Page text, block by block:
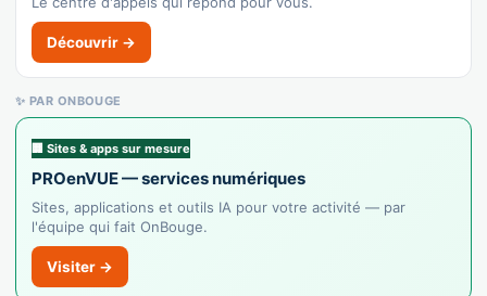
Découvrir →
✨ PAR ONBOUGE
🏢 Sites & apps sur mesure
PROenVUE — services numériques
Sites, applications et outils IA pour votre activité — par
l'équipe qui fait OnBouge.
Visiter →